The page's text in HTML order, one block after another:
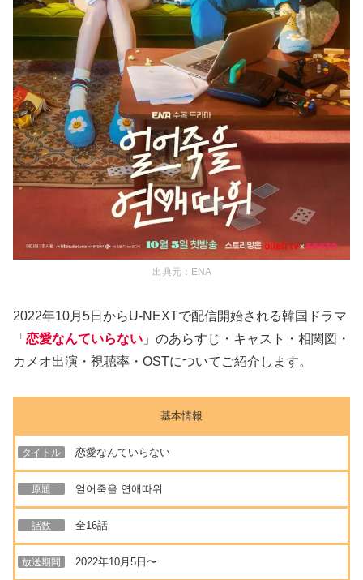
出典元：ENA
2022年10月5日からU-NEXTで配信開始される韓国ドラマ
「 恋愛なんていらない 」のあらすじ・キャスト・相関図・
カメオ出演・視聴率・OSTについてご紹介します。
基本情報
タイトル 恋愛なんていらない
原題 얼어죽을 연애따위
話数 全16話
放送期間 2022年10月5日〜